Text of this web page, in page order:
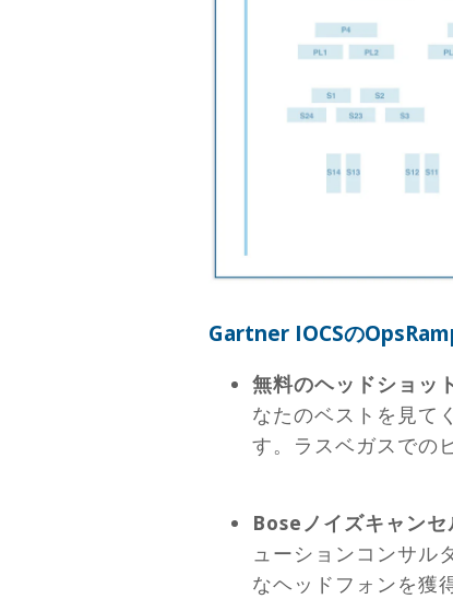
Gartner IOCSの
無料のヘッドショッ
なたのベストを見て
す。ラスベガスでの
Boseノイズキャン
ューションコンサル
なヘッドフォンを獲